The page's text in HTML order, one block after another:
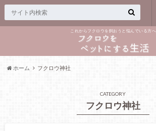
これからフクロウを飼おうと悩んでいる方へ
ホーム フクロウ神社
CATEGORY
フクロウ神社